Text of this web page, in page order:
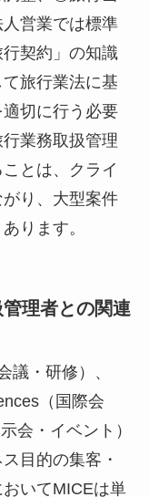
営業では標準
契約」の知識
旅行業法に基
切に行う必要
業務取扱管理
とは、クライ
り、大型案件
ります。
理者との関連
議・研修）、
（国際会
会・イベント）
目的の集客・
いてMICEは単